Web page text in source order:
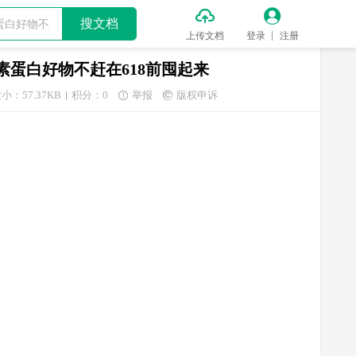
搜文档 
上传文档

登录 注册
蛋白好物不赶在618前囤起来
：57.37KB 积分：0  举报  版权申诉